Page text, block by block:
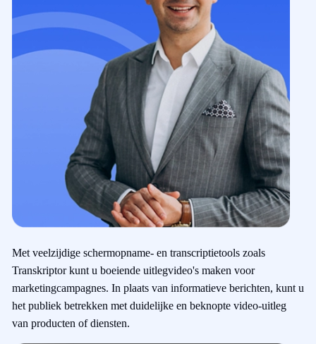
Met veelzijdige schermopname- en transcriptietools zoals
Transkriptor kunt u boeiende uitlegvideo's maken voor
marketingcampagnes. In plaats van informatieve berichten, kunt u
het publiek betrekken met duidelijke en beknopte video-uitleg
van producten of diensten.